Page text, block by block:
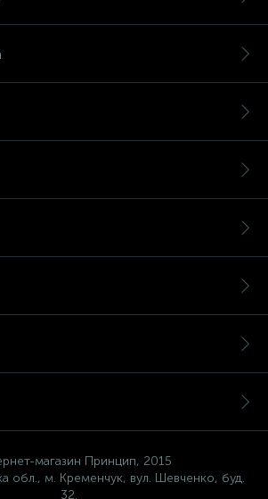
магазин Принцип, 2015
обл., м. Кременчук, вул. Шевченко, буд.
32.